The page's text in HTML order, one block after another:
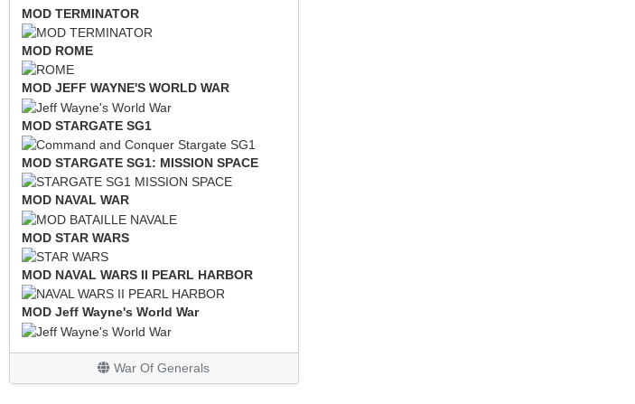
MOD TERMINATOR
MOD ROME
MOD JEFF WAYNE'S WORLD WAR
MOD STARGATE SG1
MOD STARGATE SG1: MISSION SPACE
MOD NAVAL WAR
MOD STAR WARS
MOD NAVAL WARS II PEARL HARBOR
MOD Jeff Wayne's World War
War Of Generals